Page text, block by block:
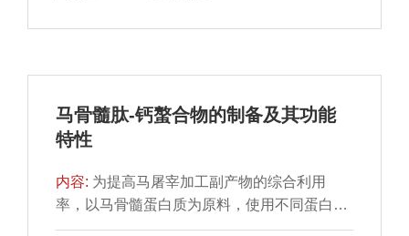
肉样本（P＜0.05），而肌间脂肪含量显著低
于鄂尔多斯和阿拉善绵羊肌肉样本（P＜
0.05）。聚类分析结果显示，不同地区绵羊肌
肉样本有聚类分离趋势，说明营养素模式不
同，对样本分离贡献由大到小依次为水分、灰
温度和贮藏时间对羊肉热收缩特性的影响。结
离体肌纤维与肌内膜横向、纵向及面积收缩率
肌纤维与肌内膜横向、纵向收缩率越大。不同
加热温度下离体肌纤维、肌内膜收缩率随贮藏
维收缩温度和幅度不同步导致羊肉内孔隙结构
变化。贮藏时间、加热温度及其交互作用对原
马骨髓肽-钙螯合物的制备及其功能
特性
内容: 为提高马屠宰加工副产物的综合利用
率，以马骨髓蛋白质为原料，使用不同蛋白酶
制备酶解产物，进一步以葡萄糖酸钙为钙源制